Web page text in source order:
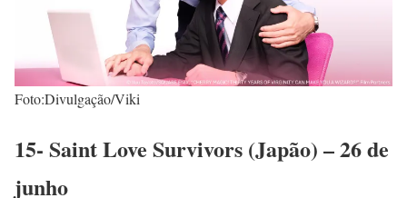
Foto:Divulgação/Viki
15- Saint Love Survivors (Japão) – 26 de
junho